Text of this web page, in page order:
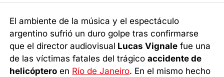
El ambiente de la música y el espectáculo
argentino sufrió un duro golpe tras confirmarse
que el director audiovisual Lucas Vignale fue una
de las víctimas fatales del trágicoaccidente de
helicóptero en Río de Janeiro. En el mismo hecho